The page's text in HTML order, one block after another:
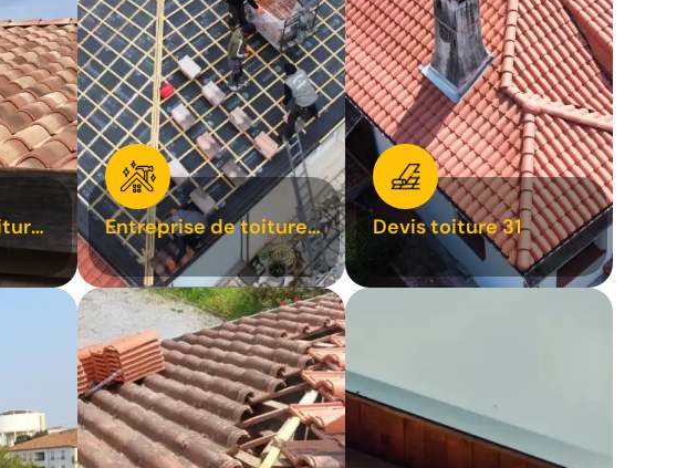
Entreprise de toiture
31
Devis toiture 31